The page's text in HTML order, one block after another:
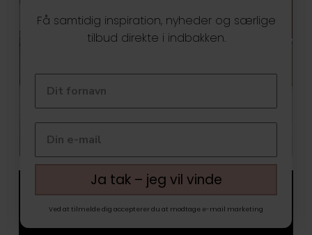
Få samtidig inspiration, nyheder og særlige
tilbud direkte i indbakken.
Ja tak – jeg vil vinde
Ved at tilmelde dig accepterer du at modtage e-mail marketing